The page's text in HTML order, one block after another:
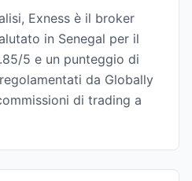
Exness è il broker
in Senegal per il
5 e un punteggio di
da Globally
di trading a